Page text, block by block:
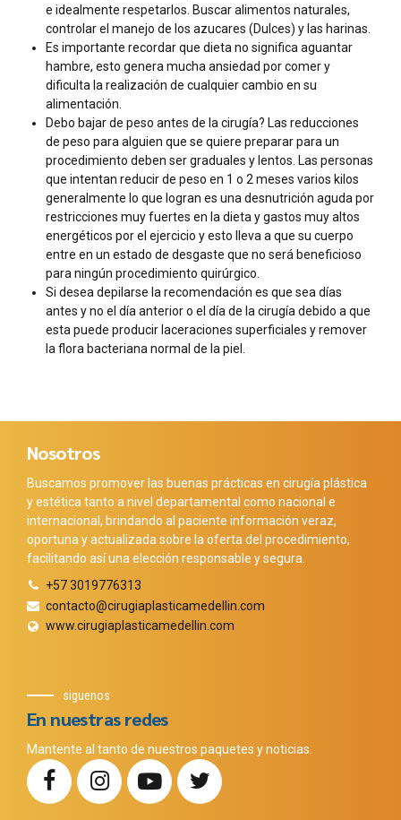
e idealmente respetarlos. Buscar alimentos naturales,
controlar el manejo de los azucares (Dulces) y las harinas.
Es importante recordar que dieta no significa aguantar
hambre, esto genera mucha ansiedad por comer y
dificulta la realización de cualquier cambio en su
alimentación.
Debo bajar de peso antes de la cirugía? Las reducciones
de peso para alguien que se quiere preparar para un
procedimiento deben ser graduales y lentos. Las personas
que intentan reducir de peso en 1 o 2 meses varios kilos
generalmente lo que logran es una desnutrición aguda por
restricciones muy fuertes en la dieta y gastos muy altos
energéticos por el ejercicio y esto lleva a que su cuerpo
entre en un estado de desgaste que no será beneficioso
para ningún procedimiento quirúrgico.
Si desea depilarse la recomendación es que sea días
antes y no el día anterior o el día de la cirugía debido a que
esta puede producir laceraciones superficiales y remover
la flora bacteriana normal de la piel.
Nosotros
Buscamos promover las buenas prácticas en cirugía plástica
y estética tanto a nivel departamental como nacional e
internacional, brindando al paciente información veraz,
oportuna y actualizada sobre la oferta del procedimiento,
facilitando así una elección responsable y segura.
+57 3019776313
contacto@cirugiaplasticamedellin.com
www.cirugiaplasticamedellin.com
siguenos
En nuestras redes
Mantente al tanto de nuestros paquetes y noticias.